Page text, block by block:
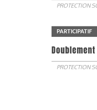
PROTECTION
PARTICIPATIF
PROTECTION